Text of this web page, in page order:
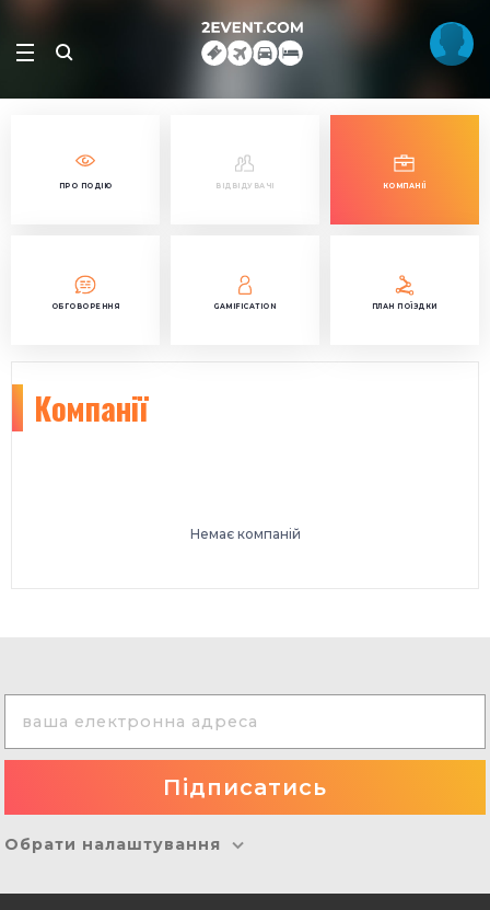
ПРО ПОДІЮ ВІДВІДУВАЧІ КОМПАНІЇ
ОБГОВОРЕННЯ GAMIFICATION ПЛАН ПОЇЗДКИ
Компанії
Немає компаній
Обрати налаштування